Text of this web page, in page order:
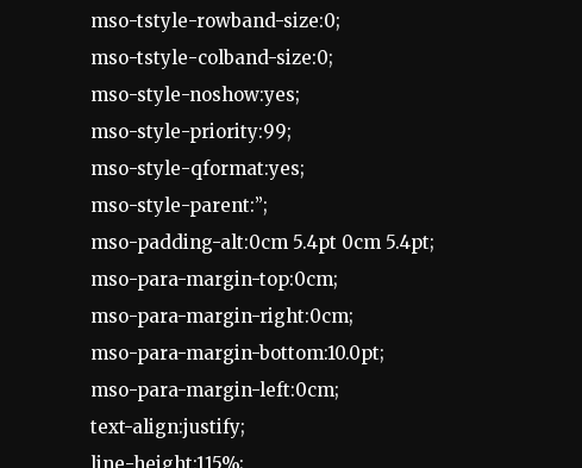
mso-tstyle-rowband-size:0;
mso-tstyle-colband-size:0;
mso-style-noshow:yes;
mso-style-priority:99;
mso-style-qformat:yes;
mso-style-parent:”;
mso-padding-alt:0cm 5.4pt 0cm 5.4pt;
mso-para-margin-top:0cm;
mso-para-margin-right:0cm;
mso-para-margin-bottom:10.0pt;
mso-para-margin-left:0cm;
text-align:justify;